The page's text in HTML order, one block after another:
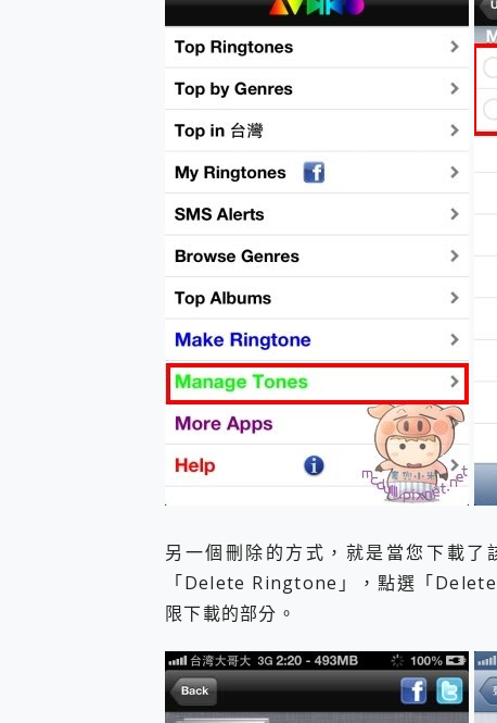
另一個刪除的方式，就是當您下載
「Delete Ringtone」，點選「
限下載的部分。